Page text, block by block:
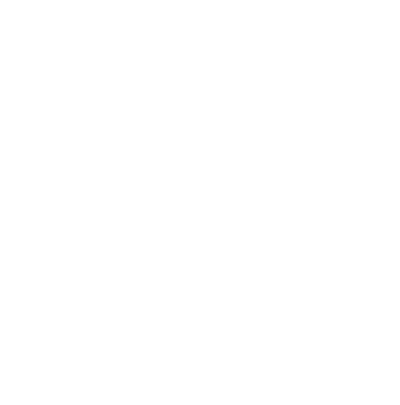
。ガ
タンドや整備工場の既存インフラを活用